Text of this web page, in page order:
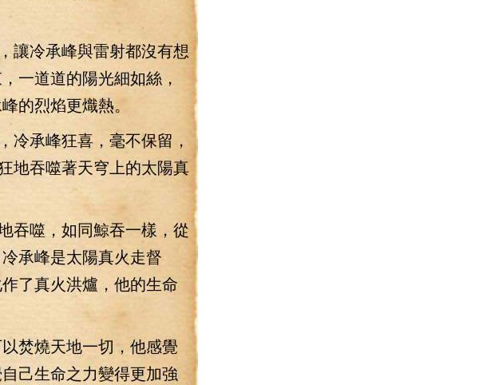
承峰與雷射都沒有想
一道道的陽光細如絲，
的烈焰更熾熱。
承峰狂喜，毫不保留，
地吞噬著天穹上的太陽真
，如同鯨吞一樣，從
承峰是太陽真火走督
了真火洪爐，他的生命
燒天地一切，他感覺
己生命之力變得更加強